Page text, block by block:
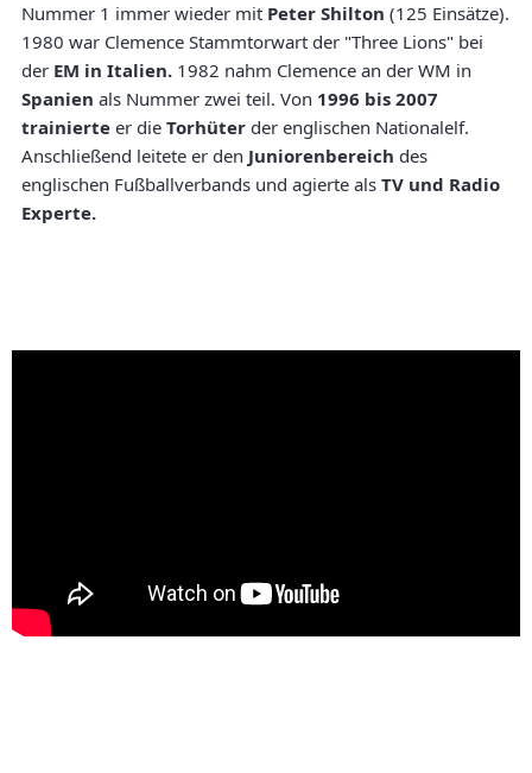
Nummer 1 immer wieder mit Peter Shilton (125 Einsätze).
1980 war Clemence Stammtorwart der "Three Lions" bei
der EM in Italien. 1982 nahm Clemence an der WM in
Spanien als Nummer zwei teil. Von 1996 bis 2007
trainierte er die Torhüter der englischen Nationalelf.
Anschließend leitete er den Juniorenbereich des
englischen Fußballverbands und agierte als TV und Radio
Experte.